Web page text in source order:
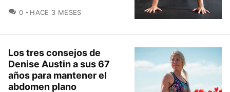
0 COMENTARIOS
HACE 3 MESES
Los tres consejos de
Denise Austin a sus 67
años para mantener el
abdomen plano